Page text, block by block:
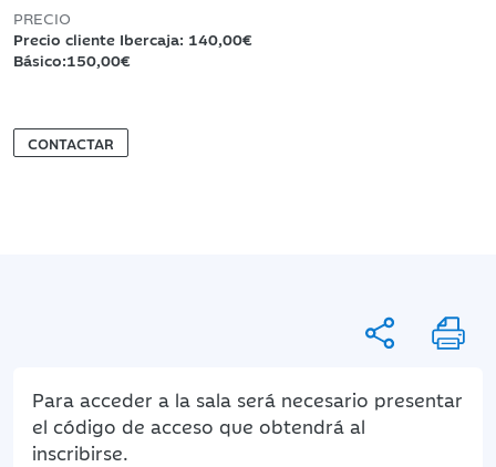
PRECIO
Precio cliente Ibercaja: 140,00€
Básico:150,00€
CONTACTAR
Para acceder a la sala será necesario presentar
el código de acceso que obtendrá al
inscribirse.